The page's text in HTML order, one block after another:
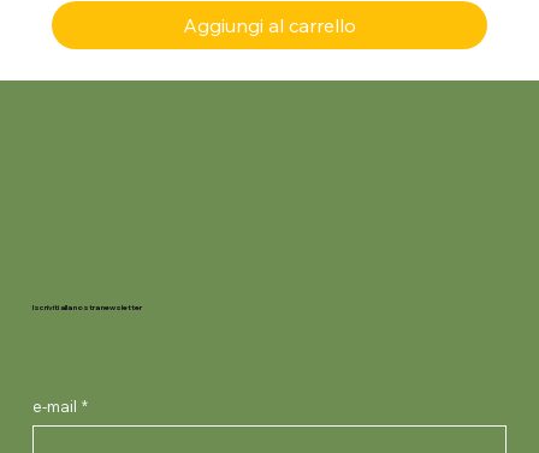
Aggiungi al carrello
Iscriviti alla nostra newsletter
e-mail *